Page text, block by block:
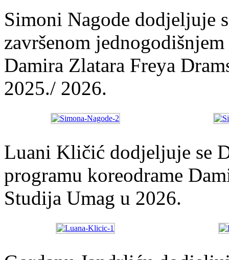
Simoni Nagode dodjeljuje
završenom
Damira Zlatara Freya
2025./ 2026.
Luani Kličić dodjeljuje se
programu koreodrame
Studija Umag u 2026.